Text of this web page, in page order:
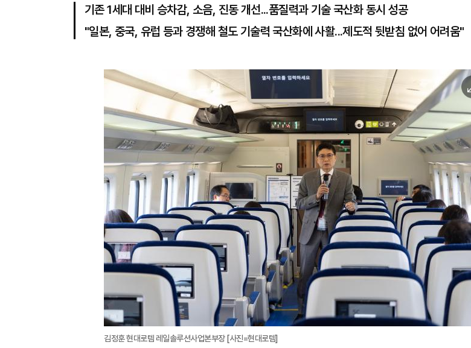
기존 1세대 대비 승차감, 소음, 진동 개선...품질력과 기술 국산화 동시 성공
"일본, 중국, 유럽 등과 경쟁해 철도 기술력 국산화에 사활...제도적 뒷받침 없어 어려움"
이
미
지
확
대
김정훈 현대로템 레일솔루션사업본부장 [사진=현대로템]